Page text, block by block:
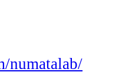
numatalab/